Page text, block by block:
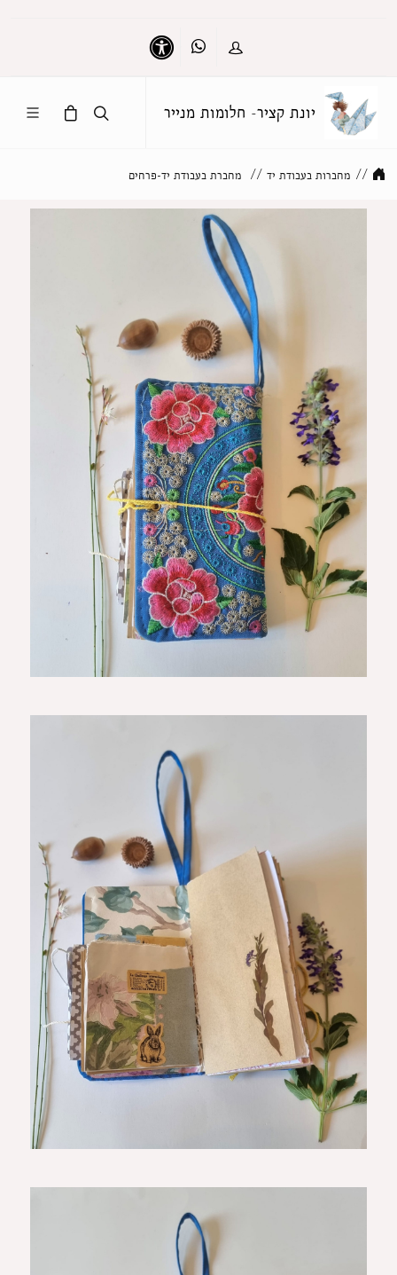
כניסה Whatsapp
יונת קציר- חלומות מנייר
// מחברות בעבודת יד // מחברת בעבודת יד-פרחים